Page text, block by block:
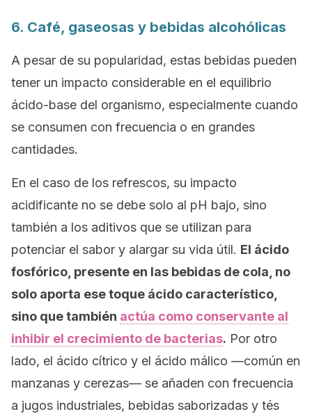
6. Café, gaseosas y bebidas alcohólicas
A pesar de su popularidad, estas bebidas pueden
tener un impacto considerable en el equilibrio
ácido-base del organismo, especialmente cuando
se consumen con frecuencia o en grandes
cantidades.
En el caso de los refrescos, su impacto
acidificante no se debe solo al pH bajo, sino
también a los aditivos que se utilizan para
potenciar el sabor y alargar su vida útil. El ácido
fosfórico, presente en las bebidas de cola, no
solo aporta ese toque ácido característico,
sino que también actúa como conservante al
inhibir el crecimiento de bacterias. Por otro
lado, el ácido cítrico y el ácido málico —común en
manzanas y cerezas— se añaden con frecuencia
a jugos industriales, bebidas saborizadas y tés